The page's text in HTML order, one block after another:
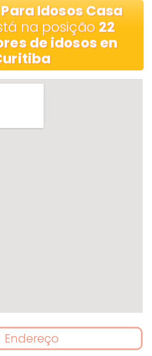
Idosos Casa
na posição22
de idosos en
Endereço